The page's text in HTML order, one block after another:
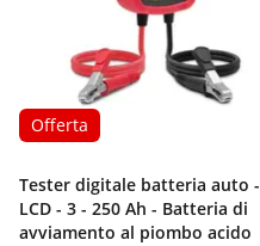
Offerta
Tester digitale batteria auto -
LCD - 3 - 250 Ah - Batteria di
avviamento al piombo acido